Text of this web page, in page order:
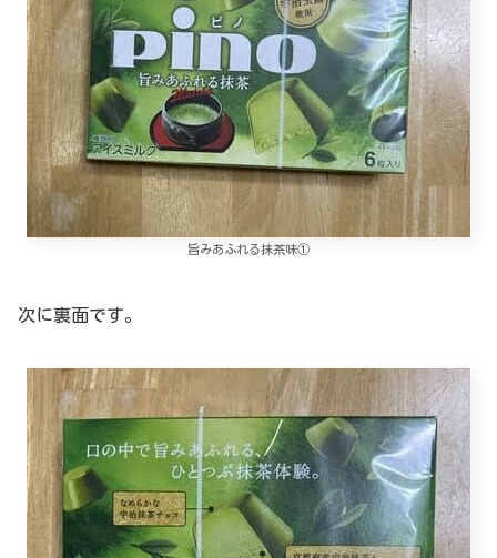
旨みあふれる抹茶味①
次に裏面です。